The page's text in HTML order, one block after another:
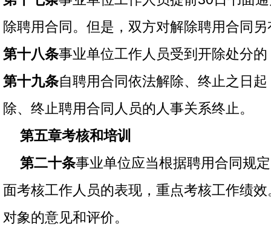
除聘用合同。但是，双方对解除聘用合同
第十八条事业单位工作人员受到开除处分
第十九条自聘用合同依法解除、终止之日
除、终止聘用合同人员的人事关系终止。
第五章考核和培训
第二十条事业单位应当根据聘用合同规
面考核工作人员的表现，重点考核工作绩
对象的意见和评价。